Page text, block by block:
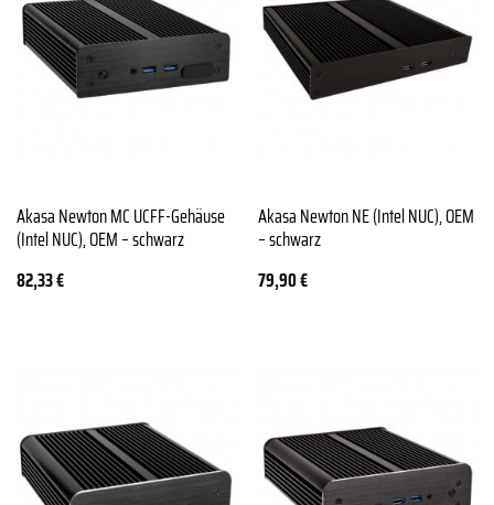
Akasa Newton MC UCFF-Gehäuse
(Intel NUC), OEM – schwarz
82,33€
Akasa Newton NE (Intel NUC), OEM
– schwarz
79,90€